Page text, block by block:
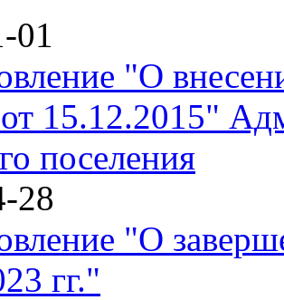
01
"О
15.12.2015"
поселения
28
"О
гг."